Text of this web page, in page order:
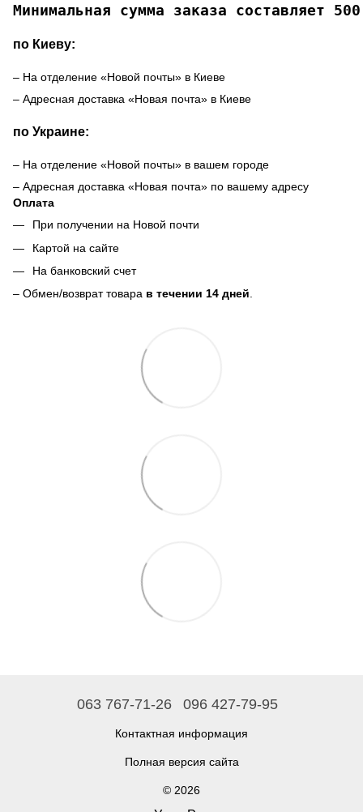
Минимальная сумма заказа составляет
по Киеву:
– На отделение «Новой почты» в Киеве
– Адресная доставка «Новая почта» в Киеве
по Украине:
– На отделение «Новой почты» в вашем городе
– Адресная доставка «Новая почта» по вашему адресу
Оплата
При получении на Новой почти
Картой на сайте
На банковский счет
– Обмен/возврат товара в течении 14 дней.
063 767-71-26 096 427-79-95
Контактная информация
Полная версия сайта
© 2026